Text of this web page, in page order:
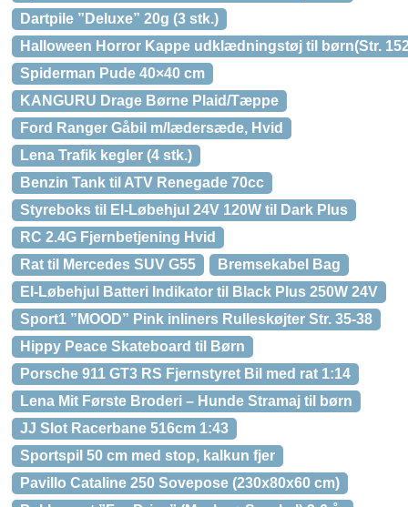
Dartpile ”Deluxe” 20g (3 stk.)
Halloween Horror Kappe udklædningstøj til børn(Str.
Spiderman Pude 40×40 cm
KANGURU Drage Børne Plaid/Tæppe
Ford Ranger Gåbil m/lædersæde, Hvid
Lena Trafik kegler (4 stk.)
Benzin Tank til ATV Renegade 70cc
Styreboks til El-Løbehjul 24V 120W til Dark Plus
RC 2.4G Fjernbetjening Hvid
Rat til Mercedes SUV G55
Bremsekabel Bag
El-Løbehjul Batteri Indikator til Black Plus 250W 24V
Sport1 ”MOOD” Pink inliners Rulleskøjter Str. 35-38
Hippy Peace Skateboard til Børn
Porsche 911 GT3 RS Fjernstyret Bil med rat 1:14
Lena Mit Første Broderi – Hunde Stramaj til børn
JJ Slot Racerbane 516cm 1:43
Sportspil 50 cm med stop, kalkun fjer
Pavillo Cataline 250 Sovepose (230x80x60 cm)